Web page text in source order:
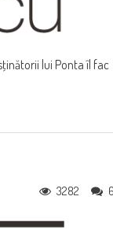
lui Ponta îl fac
3282